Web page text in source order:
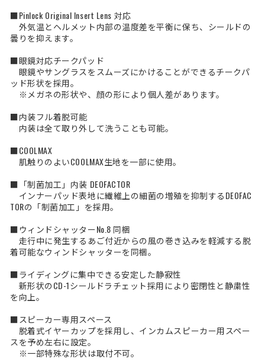
■Pinlock Original Insert Lens 対応
外気温とヘルメット内部の温度差を平衡に保ち、シールドの
曇りを抑えます。
■眼鏡対応チークパッド
眼鏡やサングラスをスムーズにかけることができるチークパ
ッド形状を採用。
※メガネの形状や、顔の形により個人差があります。
■内装フル着脱可能
内装は全て取り外して洗うことも可能。
■COOLMAX
肌触りのよいCOOLMAX生地を一部に使用。
■「制菌加工」内装 DEOFACTOR
インナーパッド表地に繊維上の細菌の増殖を抑制するDEOFAC
TORの「制菌加工」を採用。
■ウィンドシャッターNo.8 同梱
走行中に発生するあご付近からの風の巻き込みを軽減する脱
着可能なウィンドシャッターを同梱。
■ライディングに集中できる安定した静寂性
新形状のCD-1シールドラチェット採用により密閉性と静粛性
を向上。
■スピーカー専用スペース
脱着式イヤーカップを採用し、インカムスピーカー用スペー
スを予め左右に設定。
※一部特殊な形状は取付不可。